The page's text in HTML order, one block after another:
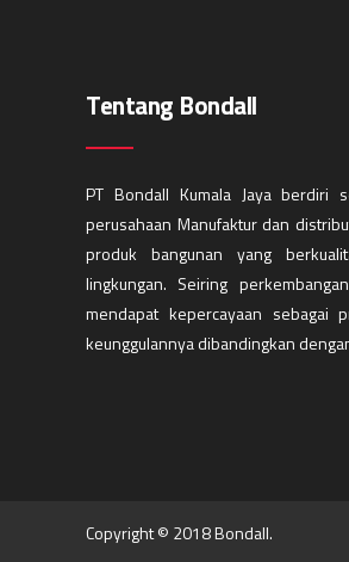
Tentang Bondall
PT Bondall Kumala Jaya berdiri
perusahaan Manufaktur dan
produk bangunan yang
lingkungan. Seiring
mendapat kepercayaan sebagai
keunggulannya dibandingkan
Copyright © 2018 Bondall.